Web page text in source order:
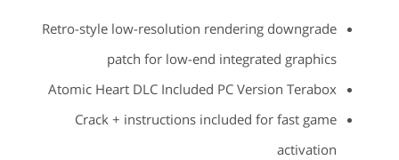
Retro-style low-resolution rendering downgrade
patch for low-end integrated graphics
Atomic Heart DLC Included PC Version Terabox
Crack + instructions included for fast game
activation